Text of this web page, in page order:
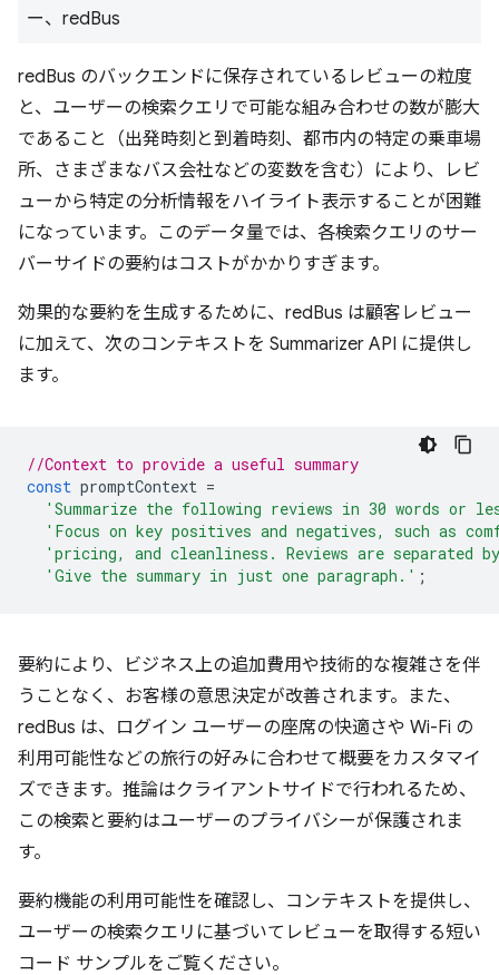
ー、redBus
redBus のバックエンドに保存されているレビューの粒度
と、ユーザーの検索クエリで可能な組み合わせの数が膨大
であること（出発時刻と到着時刻、都市内の特定の乗車場
所、さまざまなバス会社などの変数を含む）により、レビ
ューから特定の分析情報をハイライト表示することが困難
になっています。このデータ量では、各検索クエリのサー
バーサイドの要約はコストがかかりすぎます。
効果的な要約を生成するために、redBus は顧客レビュー
に加えて、次のコンテキストを Summarizer API に提供し
ます。
//Context to provide a useful summary
const promptContext =
'Summarize the following reviews in 30 words or
'Focus on key positives and negatives, such as
'pricing, and cleanliness. Reviews are separated
'Give the summary in just one paragraph.' ;
要約により、ビジネス上の追加費用や技術的な複雑さを伴
うことなく、お客様の意思決定が改善されます。また、
redBus は、ログイン ユーザーの座席の快適さや Wi-Fi の
利用可能性などの旅行の好みに合わせて概要をカスタマイ
ズできます。推論はクライアントサイドで行われるため、
この検索と要約はユーザーのプライバシーが保護されま
す。
要約機能の利用可能性を確認し、コンテキストを提供し、
ユーザーの検索クエリに基づいてレビューを取得する短い
コード サンプルをご覧ください。